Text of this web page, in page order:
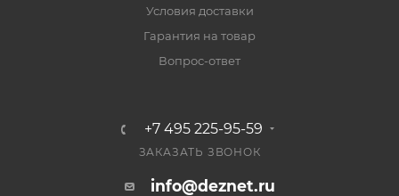
Условия доставки
Гарантия на товар
Вопрос-ответ
+7 495 225-95-59
ЗАКАЗАТЬ ЗВОНОК
info@deznet.ru